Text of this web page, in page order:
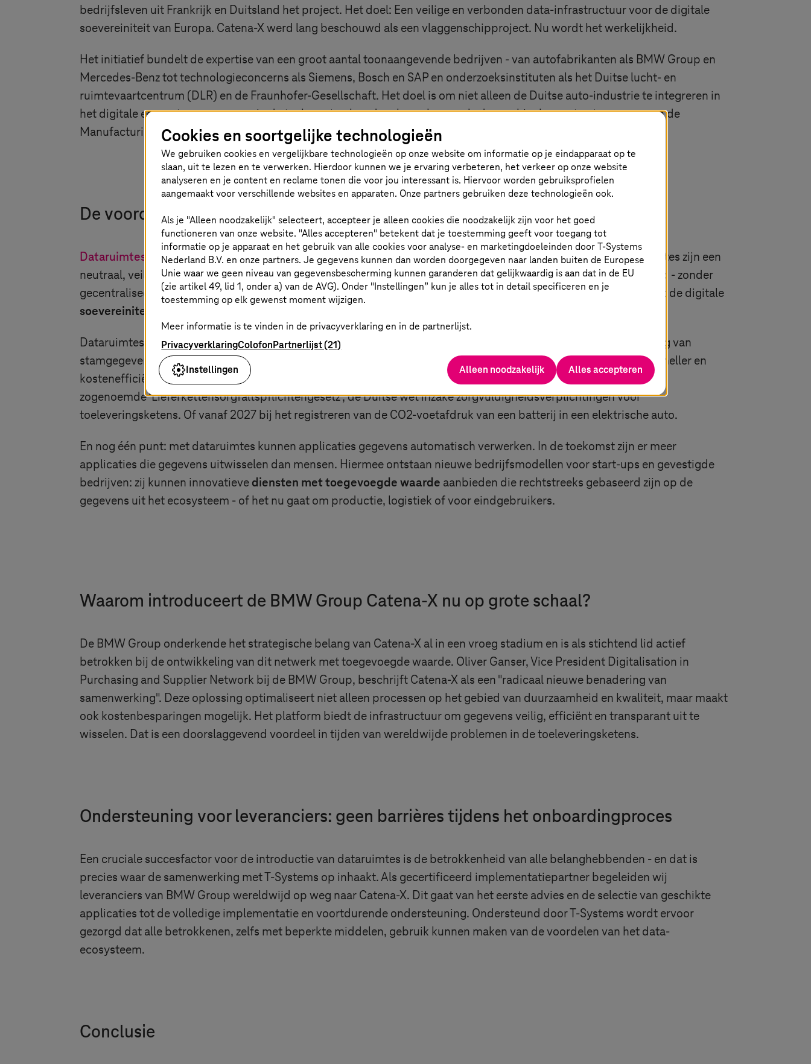
bedrijfsleven uit Frankrijk en Duitsland het project. Het doel: Een veilige en verbonden data-infrastructuur voor de digitale
soevereiniteit van Europa. Catena-X werd lang beschouwd als een vlaggenschipproject. Nu wordt het werkelijkheid.
Het initiatief bundelt de expertise van een groot aantal toonaangevende bedrijven - van autofabrikanten als BMW Group en
Mercedes-Benz tot technologieconcerns als Siemens, Bosch en SAP en onderzoeksinstituten als het Duitse lucht- en
ruimtevaartcentrum (DLR) en de Fraunhofer-Gesellschaft. Het doel is om niet alleen de Duitse auto-industrie te integreren in
het digitale ecosysteem, maar om in de toekomst ook andere branches, zoals de machinebouw, toe te voegen aan de
Manufacturing X-initiatieven.
De voordelen van dataruimtes voor de industrie
Dataruimtes
, zoals Catena-X, revolutioneren de manier waarop bedrijven met informatie omgaan. Deze dataruimtes zijn een
neutraal, veilig en betrouwbaar platform waarop gegevens op een gecontroleerde manier kunnen worden gedeeld - zonder
gecentraliseerde opslag, maar in peer-to-peer modus met nauwkeurig verdeelde toegangsrechten. Dit garandeert de digitale
soevereiniteit
Dataruimtes bieden nog een ander voordeel:standaardisatie
. De gestandaardiseerde, interoperabele uitwisseling van
stamgegevens, certificaten, kwaliteitsinformatie en duurzaamheidsindicatoren maakt processen transparanter, sneller en
kostenefficiënter. Ook is het veel eenvoudiger om aan de huidige wettelijke vereisten te voldoen. Bijvoorbeeld het
zogenoemde ‘Lieferkettensorgfaltspflichtengesetz’, de Duitse wet inzake zorgvuldigheidsverplichtingen voor
toeleveringsketens. Of vanaf 2027 bij het registreren van de CO2-voetafdruk van een batterij in een elektrische auto.
En nog één punt: met dataruimtes kunnen applicaties gegevens automatisch verwerken. In de toekomst zijn er meer
applicaties die gegevens uitwisselen dan mensen. Hiermee ontstaan nieuwe bedrijfsmodellen voor start-ups en gevestigde
bedrijven: zij kunnen innovatieve diensten met toegevoegde waarde aanbieden die rechtstreeks gebaseerd zijn op de
gegevens uit het ecosysteem - of het nu gaat om productie, logistiek of voor eindgebruikers.
Waarom introduceert de BMW Group Catena-X nu op grote schaal?
De BMW Group onderkende het strategische belang van Catena-X al in een vroeg stadium en is als stichtend lid actief
betrokken bij de ontwikkeling van dit netwerk met toegevoegde waarde. Oliver Ganser, Vice President Digitalisation in
Purchasing and Supplier Network bij de BMW Group, beschrijft Catena-X als een "radicaal nieuwe benadering van
samenwerking". Deze oplossing optimaliseert niet alleen processen op het gebied van duurzaamheid en kwaliteit, maar maakt
ook kostenbesparingen mogelijk. Het platform biedt de infrastructuur om gegevens veilig, efficiënt en transparant uit te
wisselen. Dat is een doorslaggevend voordeel in tijden van wereldwijde problemen in de toeleveringsketens.
Ondersteuning voor leveranciers: geen barrières tijdens het onboardingproces
Een cruciale succesfactor voor de introductie van dataruimtes is de betrokkenheid van alle belanghebbenden - en dat is
precies waar de samenwerking metT-Systems op inhaakt. Als gecertificeerd implementatiepartner begeleiden wij
leveranciers van BMW Group wereldwijd op weg naar Catena-X. Dit gaat van het eerste advies en de selectie van geschikte
applicaties tot de volledige implementatie en voortdurende ondersteuning. Ondersteund doorT-Systems wordt ervoor
gezorgd dat alle betrokkenen, zelfs met beperkte middelen, gebruik kunnen maken van de voordelen van het data-
ecosysteem.
Conclusie
Cookies en soortgelijke technologieën
We gebruiken cookies en vergelijkbare technologieën op onze website om informatie op je eindapparaat op te
slaan, uit te lezen en te verwerken. Hierdoor kunnen we je ervaring verbeteren, het verkeer op onze website
analyseren en je content en reclame tonen die voor jou interessant is. Hiervoor worden gebruiksprofielen
aangemaakt voor verschillende websites en apparaten. Onze partners gebruiken deze technologieën ook.
Als je "Alleen noodzakelijk" selecteert, accepteer je alleen cookies die noodzakelijk zijn voor het goed
functioneren van onze website. "Alles accepteren" betekent dat je toestemming geeft voor toegang tot
informatie op je apparaat en het gebruik van alle cookies voor analyse- en marketingdoeleinden doorT-Systems
Nederland B.V. en onze partners. Je gegevens kunnen dan worden doorgegeven naar landen buiten de Europese
Unie waar we geen niveau van gegevensbescherming kunnen garanderen dat gelijkwaardig is aan dat in de EU
(zie artikel 49, lid 1, onder a) van de AVG). Onder "Instellingen” kun je alles tot in detail specificeren en je
toestemming op elk gewenst moment wijzigen.
Meer informatie is te vinden in de privacyverklaring en in de partnerlijst.
PrivacyverklaringColofonPartnerlijst (21)
Instellingen
Alleen noodzakelijk Alles accepteren